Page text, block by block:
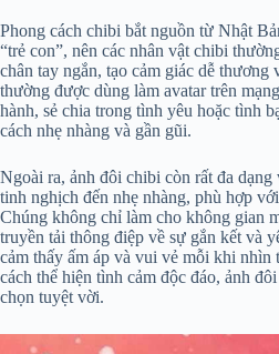
Phong cách chibi bắt nguồn từ Nhật
“trẻ con”, nên các nhân vật chibi
chân tay ngắn, tạo cảm giác dễ
thường được dùng làm avatar trên
hành, sẻ chia trong tình yêu hoặc tình
cách nhẹ nhàng và gần gũi.
Ngoài ra, ảnh đôi chibi còn rất đa
tinh nghịch đến nhẹ nhàng, phù hợp
Chúng không chỉ làm cho không gian
truyền tải thông điệp về sự gắn kết và
cảm thấy ấm áp và vui vẻ mỗi khi nhìn
cách thể hiện tình cảm độc đáo, ảnh
chọn tuyệt vời.